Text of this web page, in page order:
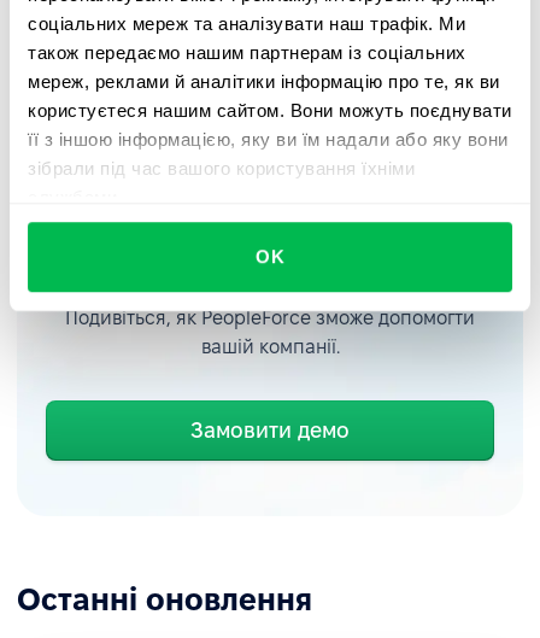
соціальних мереж та аналізувати наш трафік. Ми
також передаємо нашим партнерам із соціальних
мереж, реклами й аналітики інформацію про те, як ви
користуєтеся нашим сайтом. Вони можуть поєднувати
її з іншою інформацією, яку ви їм надали або яку вони
зібрали під час вашого користування їхніми
OK
менеджера або до служби підтримки PeopleForce.
Дізнайтеся більше про релізина нашому офіційному
блозі.
Замовляйте демо
безкоштовно
Подивіться, як PeopleForce зможе допомогти
вашій компанії.
Замовити демо
Останні оновлення